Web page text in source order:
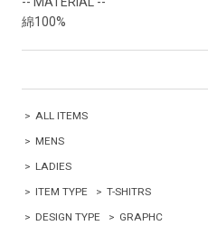
綿100%
> ALL ITEMS
> MENS
> LADIES
> ITEM TYPE > T-SHITRS
> DESIGN TYPE > GRAPHC